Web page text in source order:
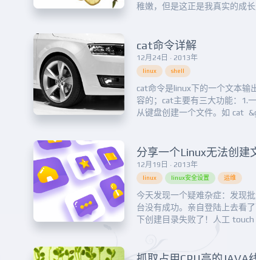
稚嫩，但是这正是我真实的成
过众多重大的项目（包括政府
汗熬过夜，...
12月24日 · 2013年
cat命令详解
linux shell
cat命令是linux下的一个文本输
容的；cat主要有三大功能：1.
从键盘创建一个文件。如 cat
12月19日 · 2013年
linux linux安全设置 运维
今天发现一个疑难杂症：发现
台没有成功。亲自登陆上去看
下创建目录失败了！人工
publish user...